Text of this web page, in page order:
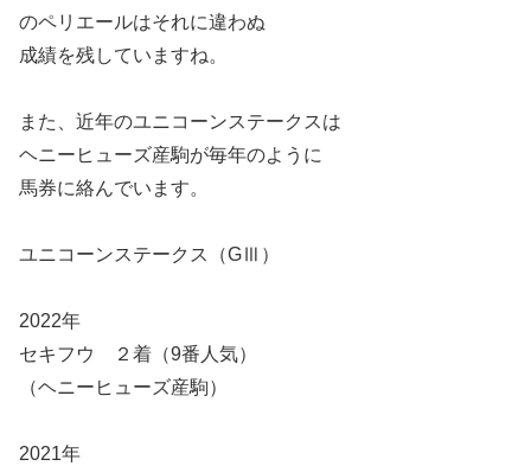
のペリエールはそれに違わぬ
成績を残していますね。
また、近年のユニコーンステークスは
ヘニーヒューズ産駒が毎年のように
馬券に絡んでいます。
ユニコーンステークス（GⅢ）
2022年
セキフウ ２着（9番人気）
（ヘニーヒューズ産駒）
2021年